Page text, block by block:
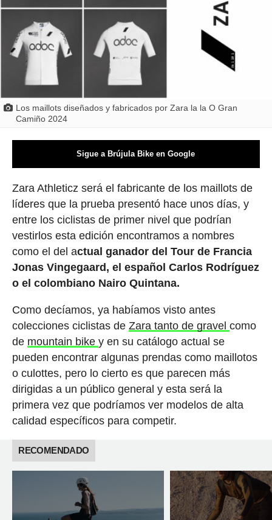
Los maillots diseñados y fabricados por Zara la la O Gran
Camiño 2024
Sigue a Brújula Bike en Google
Zara Athleticz será el fabricante de los maillots de
líderes que la prueba presentó hace unos días, y
entre los ciclistas de primer nivel que podrían
vestirlos esta edición encontramos a nombres
como el del actual ganador del Tour de Francia
Jonas Vingegaard, el español Carlos Rodríguez
o el colombiano Nairo Quintana.
Como decíamos, ya habíamos visto antes
colecciones ciclistas de Zara tanto de gravel como
de mountain bike y en su catálogo actual se
pueden encontrar algunas prendas como maillotos
o culottes, pero lo cierto es que parecen más
dirigidas a un público general y esta será la
primera vez que podríamos ver modelos de alta
calidad específicos para competir.
RECOMENDADO